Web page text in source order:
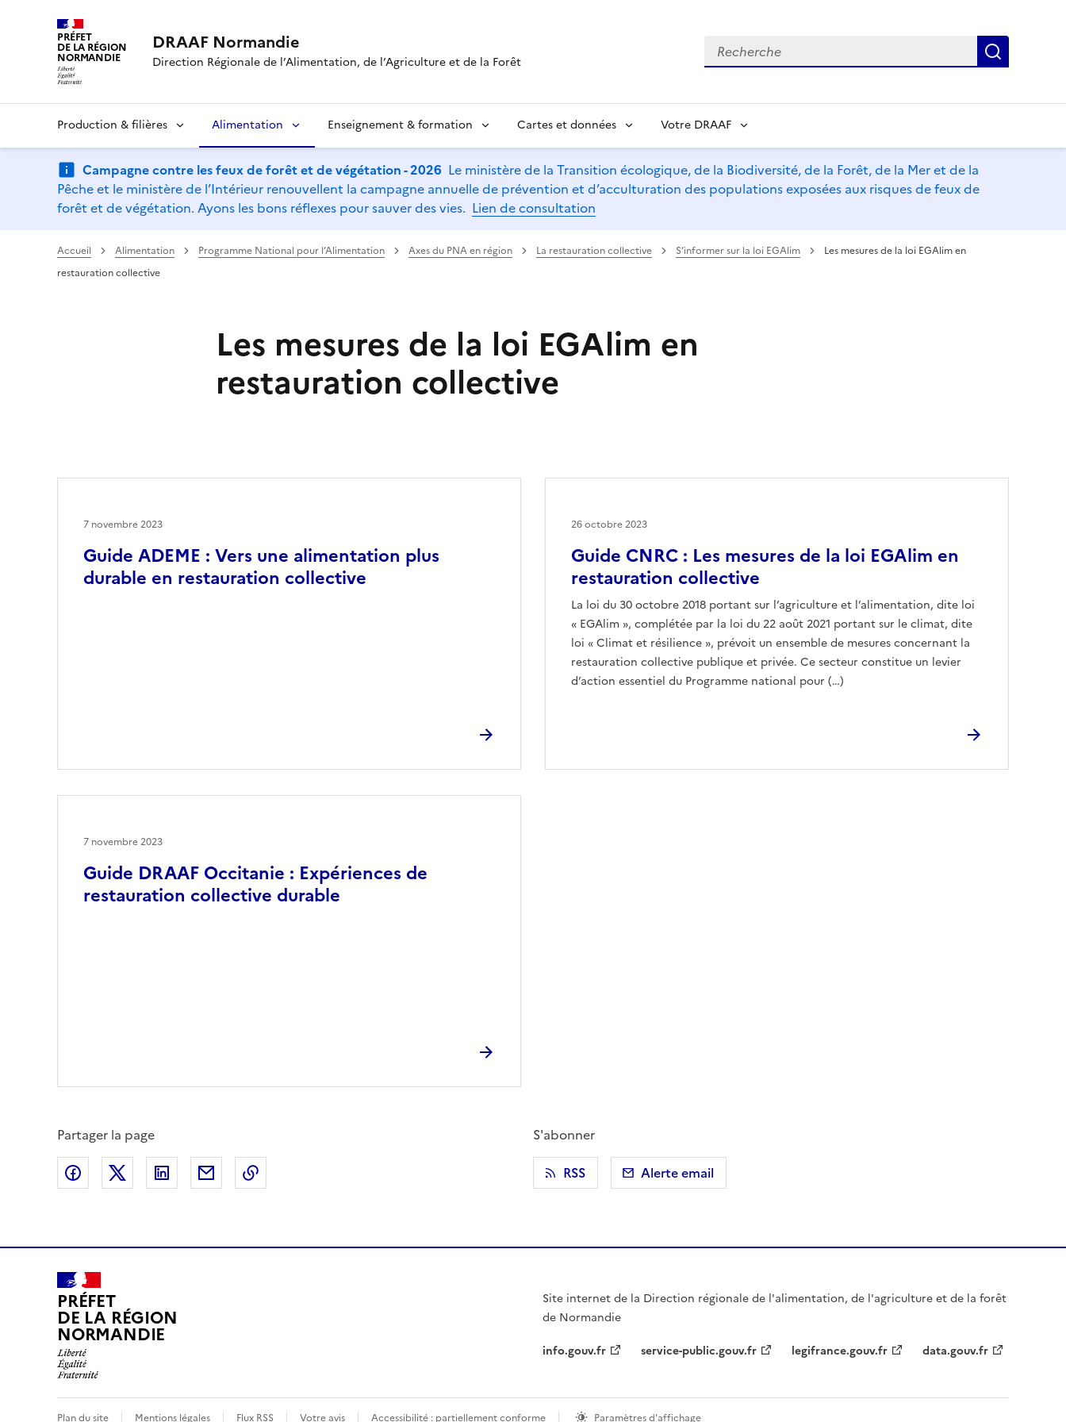
PRÉFET
DE LA RÉGION
NORMANDIE
DRAAF Normandie
Direction Régionale de l’Alimentation, de l’Agriculture et de la Forêt
Recherche
Production & filières Alimentation Enseignement & formation Cartes et données Votre DRAAF
Campagne contre les feux de forêt et de végétation - 2026 Le ministère de la Transition écologique, de la Biodiversité, de la Forêt, de la Mer et de la
Pêche et le ministère de l’Intérieur renouvellent la campagne annuelle de prévention et d’acculturation des populations exposées aux risques de feux de
forêt et de végétation. Ayons les bons réflexes pour sauver des vies. Lien de consultation
Accueil Alimentation Programme National pour l’Alimentation Axes du PNA en région La restauration collective S’informer sur la loi EGAlim
Les mesures de la loi EGAlim en
restauration collective
Les mesures de la loi EGAlim en
restauration collective
Guide ADEME : Vers une alimentation plus
durable en restauration collective
7 novembre 2023
Guide CNRC : Les mesures de la loi EGAlim en
restauration collective
La loi du 30 octobre 2018 portant sur l’agriculture et l’alimentation, dite loi
« EGAlim », complétée par la loi du 22 août 2021 portant sur le climat, dite
loi « Climat et résilience », prévoit un ensemble de mesures concernant la
restauration collective publique et privée. Ce secteur constitue un levier
d’action essentiel du Programme national pour (…)
26 octobre 2023
Guide DRAAF Occitanie : Expériences de
restauration collective durable
7 novembre 2023
Partager la page
Partager sur Facebook
Partager sur X (anciennement Twitter)
Partager sur LinkedIn
Partager par email
S'abonner
RSS
Alerte email
PRÉFET
DE LA RÉGION
NORMANDIE
Site internet de la Direction régionale de l'alimentation, de l'agriculture et de la forêt
de Normandie
info.gouv.fr
service-public.gouv.fr legifrance.gouv.fr data.gouv.fr
Plan du site Mentions légales Flux RSS Votre avis Accessibilité : partiellement conforme Paramètres d'affichage